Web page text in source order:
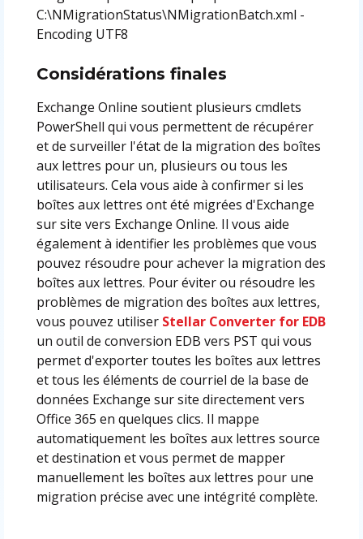
C:\NMigrationStatus\NMigrationBatch.xml -
Encoding UTF8
Considérations finales
Exchange Online soutient plusieurs cmdlets
PowerShell qui vous permettent de récupérer
et de surveiller l'état de la migration des boîtes
aux lettres pour un, plusieurs ou tous les
utilisateurs. Cela vous aide à confirmer si les
boîtes aux lettres ont été migrées d'Exchange
sur site vers Exchange Online. Il vous aide
également à identifier les problèmes que vous
pouvez résoudre pour achever la migration des
boîtes aux lettres. Pour éviter ou résoudre les
problèmes de migration des boîtes aux lettres,
vous pouvez utiliser Stellar Converter for EDB
un outil de conversion EDB vers PST qui vous
permet d'exporter toutes les boîtes aux lettres
et tous les éléments de courriel de la base de
données Exchange sur site directement vers
Office 365 en quelques clics. Il mappe
automatiquement les boîtes aux lettres source
et destination et vous permet de mapper
manuellement les boîtes aux lettres pour une
migration précise avec une intégrité complète.